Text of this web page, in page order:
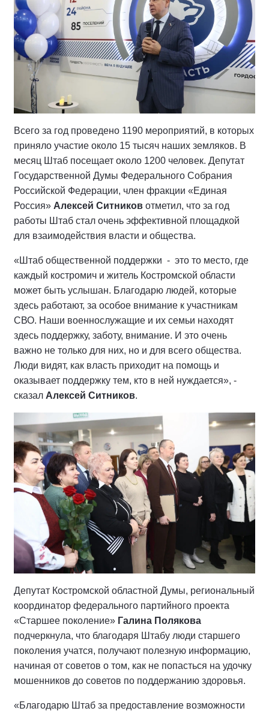
Всего за год проведено 1190 мероприятий, в которых
приняло участие около 15 тысяч наших земляков. В
месяц Штаб посещает около 1200 человек. Депутат
Государственной Думы Федерального Собрания
Российской Федерации, член фракции «Единая
Россия» Алексей Ситников отметил, что за год
работы Штаб стал очень эффективной площадкой
для взаимодействия власти и общества.
«Штаб общественной поддержки - это то место, где
каждый костромич и житель Костромской области
может быть услышан. Благодарю людей, которые
здесь работают, за особое внимание к участникам
СВО. Наши военнослужащие и их семьи находят
здесь поддержку, заботу, внимание. И это очень
важно не только для них, но и для всего общества.
Люди видят, как власть приходит на помощь и
оказывает поддержку тем, кто в ней нуждается», -
сказал Алексей Ситников.
Депутат Костромской областной Думы, региональный
координатор федерального партийного проекта
«Старшее поколение» Галина Полякова
подчеркнула, что благодаря Штабу люди старшего
поколения учатся, получают полезную информацию,
начиная от советов о том, как не попасться на удочку
мошенников до советов по поддержанию здоровья.
«Благодарю Штаб за предоставление возможности